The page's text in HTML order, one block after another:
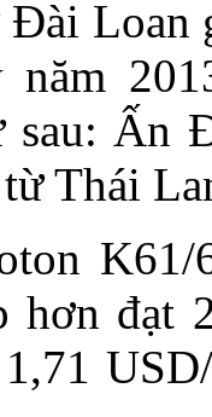
Loan
sau: Ấn
Thái
K61/
hơn đạt